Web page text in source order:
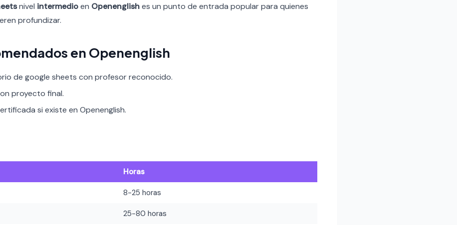
nivel intermedioen Openenglishes un punto de entrada popular para quienes
profundizar.
en Openenglish
de google sheets con profesor reconocido.
proyecto final.
si existe en Openenglish.
Horas
8-25 horas
25-80 horas